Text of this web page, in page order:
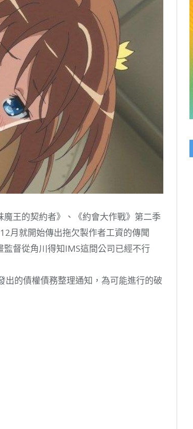
王的契約者》、《約會大作戰》第二季
月就開始傳出拖欠製作者工資的傳聞
督從角川得知IMS這間公司已經不行
的債權債務整理通知，為可能進行的破